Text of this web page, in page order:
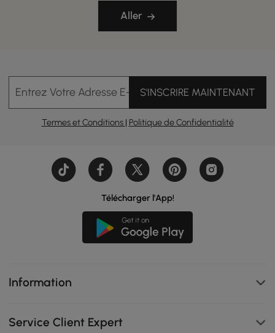
Aller
Entrez Votre Adresse E-mailS'INSCRIRE MAINTENANT
Termes et Conditions | Politique de Confidentialité
Télécharger l'App!
Information
Service Client Expert